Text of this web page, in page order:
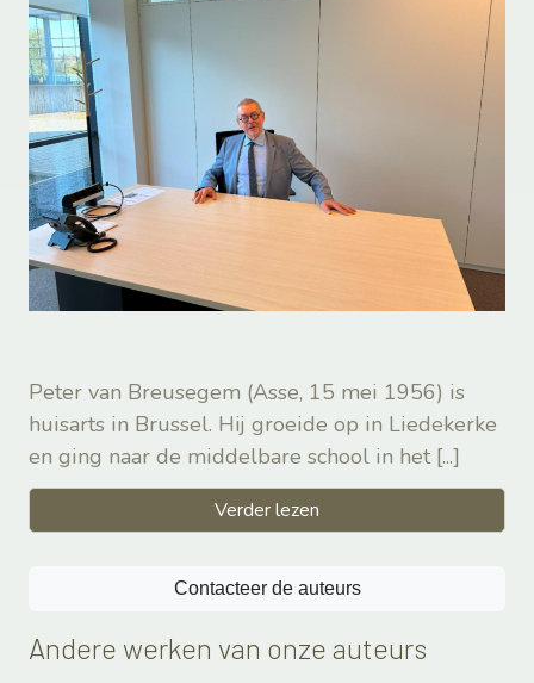
Peter van Breusegem (Asse, 15 mei 1956) is
huisarts in Brussel. Hij groeide op in Liedekerke
en ging naar de middelbare school in het [...]
Verder lezen
Contacteer de auteurs
Andere werken van onze auteurs